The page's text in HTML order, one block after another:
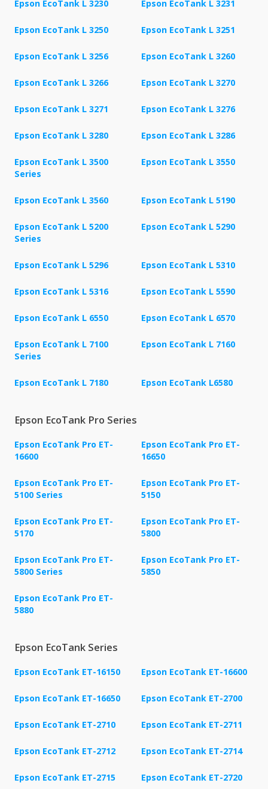
Epson EcoTank L 3230 Epson EcoTank L 3231
Epson EcoTank L 3250 Epson EcoTank L 3251
Epson EcoTank L 3256 Epson EcoTank L 3260
Epson EcoTank L 3266 Epson EcoTank L 3270
Epson EcoTank L 3271 Epson EcoTank L 3276
Epson EcoTank L 3280 Epson EcoTank L 3286
Epson EcoTank L 3500
Series
Epson EcoTank L 3550
Epson EcoTank L 3560 Epson EcoTank L 5190
Epson EcoTank L 5200
Series
Epson EcoTank L 5290
Epson EcoTank L 5296 Epson EcoTank L 5310
Epson EcoTank L 5316 Epson EcoTank L 5590
Epson EcoTank L 6550 Epson EcoTank L 6570
Epson EcoTank L 7100
Series
Epson EcoTank L 7160
Epson EcoTank L 7180 Epson EcoTank L6580
Epson EcoTank Pro Series
Epson EcoTank Pro ET-
16600
Epson EcoTank Pro ET-
16650
Epson EcoTank Pro ET-
5100 Series
Epson EcoTank Pro ET-
5150
Epson EcoTank Pro ET-
5170
Epson EcoTank Pro ET-
5800
Epson EcoTank Pro ET-
5800 Series
Epson EcoTank Pro ET-
5850
Epson EcoTank Pro ET-
5880
Epson EcoTank Series
Epson EcoTank ET-16150 Epson EcoTank ET-16600
Epson EcoTank ET-16650 Epson EcoTank ET-2700
Epson EcoTank ET-2710 Epson EcoTank ET-2711
Epson EcoTank ET-2712 Epson EcoTank ET-2714
Epson EcoTank ET-2715 Epson EcoTank ET-2720